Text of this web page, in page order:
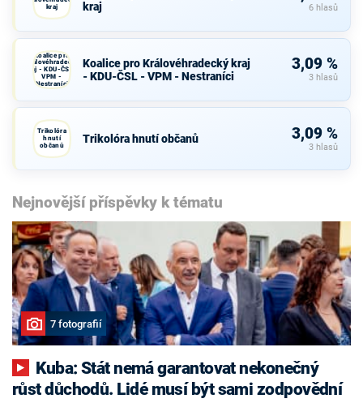
kraj
kraj
6 hlasů
Koalice pro
Královéhradecký
kraj - KDU-ČSL -
VPM -
Nestraníci
Koalice pro Královéhradecký kraj
- KDU-ČSL - VPM - Nestraníci
3,09 %
3 hlasů
Trikolóra
hnutí
občanů
Trikolóra hnutí občanů 3,09 %
3 hlasů
Nejnovější příspěvky k tématu
7 fotografií
růst důchodů. Lidé musí být sami zodpovědní